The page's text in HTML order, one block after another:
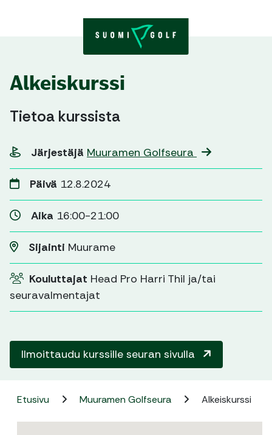
Alkeiskurssi
Tietoa kurssista
Järjestäjä Muuramen Golfseura
Päivä 12.8.2024
Aika 16:00-21:00
Sijainti Muurame
Kouluttajat Head Pro Harri Thil ja/tai
seuravalmentajat
Ilmoittaudu kurssille seuran sivulla
Etusivu Muuramen Golfseura Alkeiskurssi